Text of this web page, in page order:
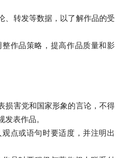
、转发等数据，以了解作品的受
作品策略，提高作品质量和影
损害党和国家形象的言论，不得
表作品。
点或语句时要适度，并注明出